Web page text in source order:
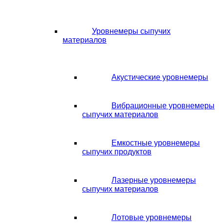
Уровнемеры сыпучих
материалов
Акустические уровнемеры
Вибрационные уровнемеры
сыпучих материалов
Емкостные уровнемеры
сыпучих продуктов
Лазерные уровнемеры
сыпучих материалов
Лотовые уровнемеры